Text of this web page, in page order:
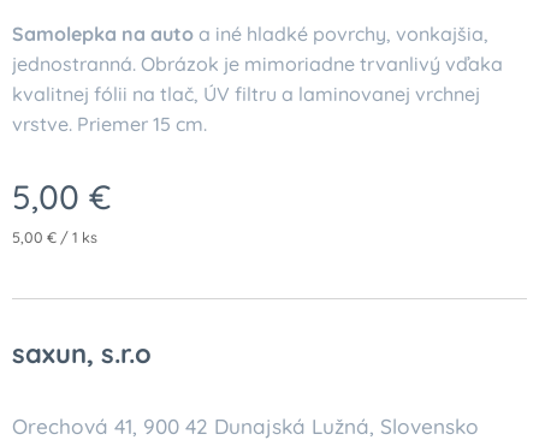
Samolepka na auto a iné hladké povrchy, vonkajšia,
jednostranná. Obrázok je mimoriadne trvanlivý vďaka
kvalitnej fólii na tlač, ÚV filtru a laminovanej vrchnej
vrstve. Priemer 15 cm.
5,00 €
5,00 € / 1 ks
saxun, s.r.o
Orechová 41, 900 42 Dunajská Lužná, Slovensko